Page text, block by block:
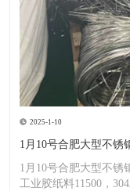
2025-1-10
1月10号合肥大型不锈
1月10号合肥大型不锈
工业胶纸料11500，